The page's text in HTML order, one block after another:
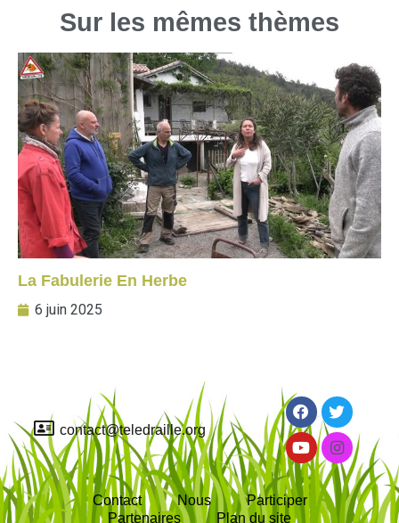
Sur les mêmes thèmes
La Fabulerie En Herbe
6 juin 2025
Contact Nous
Participer
Partenaires
Plan du site
contact@teledraille.org